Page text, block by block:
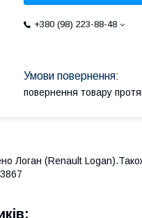
+380 (98) 223-88-48
повернення товару
Логан (Renault